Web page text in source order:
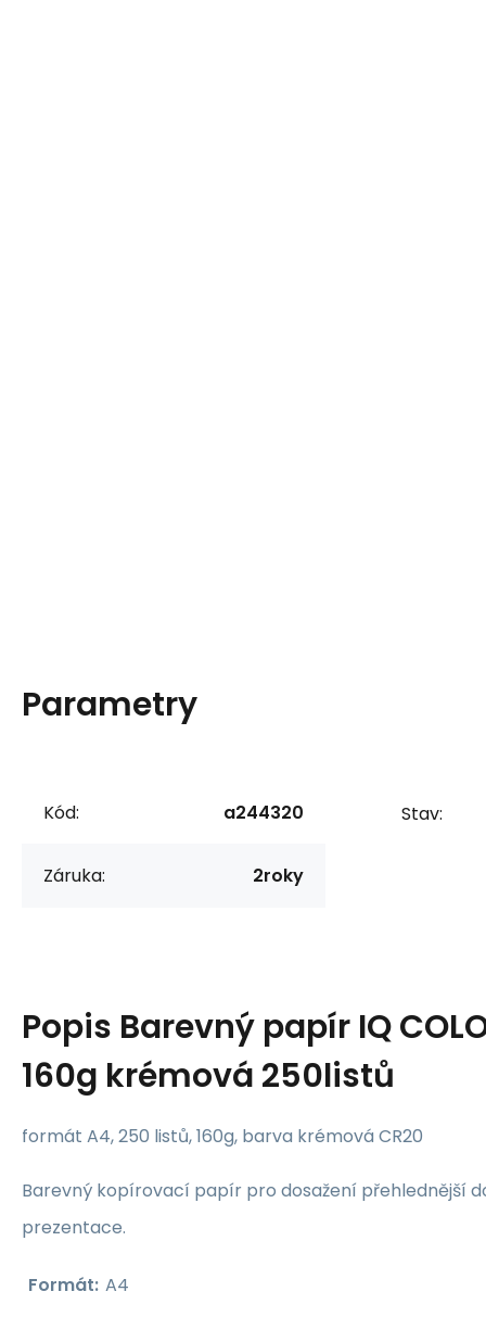
Parametry
Kód: a244320
Záruka: 2roky
Stav:
Popis Barevný papír IQ
160g krémová 250listů
formát A4, 250 listů, 160g, barva krémová CR20
Barevný kopírovací papír pro dosažení přehlednější
prezentace.
Formát: A4